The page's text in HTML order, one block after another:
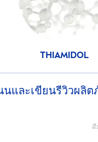
THIAMIDOL
นและเขียนรีวิวผลิ
ดี